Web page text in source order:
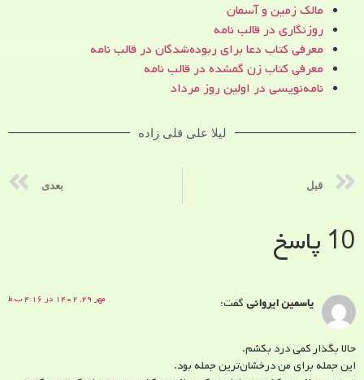
مالک زمین و آسمان
روزنگاری در قالب نامه
معرفی کتاب دعا برای ربوده‌شدگان در قالب نامه
معرفی کتاب زن‌ گمشده در قالب نامه
نامه‌نویسی در اولین روز مرداد
لیلا علی قلی زاده
قبل بعدی
10 پاسخ
یاسمین ایروانیگفت: مهر ۲۹, ۱۴۰۲ در ۴:۱۶ ب.ظ
حالا بگذار کمی درد بکشم.
این جمله برای من درخشان‌ترین جمله بود.